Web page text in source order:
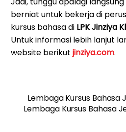
berniat untuk bekerja di
kursus bahasa di LPK Jinziya
Untuk informasi lebih lanjut
website berikutjinziya.com.
Lembaga Kursus Bahasa
Lembaga Kursus Bahasa